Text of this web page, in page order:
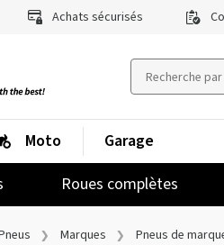
Achats sécurisés
Roues complètes
Moto Garage
Marques Pneus de